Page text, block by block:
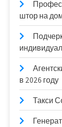
штор на
в 2026 году
Такси